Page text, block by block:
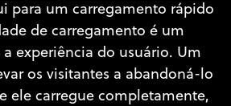
para um carregamento rápido
de carregamento é um
experiência do usuário. Um
os visitantes a abandoná-lo
ele carregue completamente,